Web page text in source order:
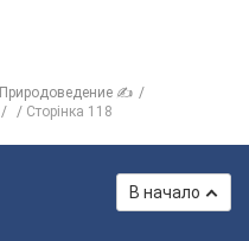
Природоведение ✍
Сторінка 118
В начало